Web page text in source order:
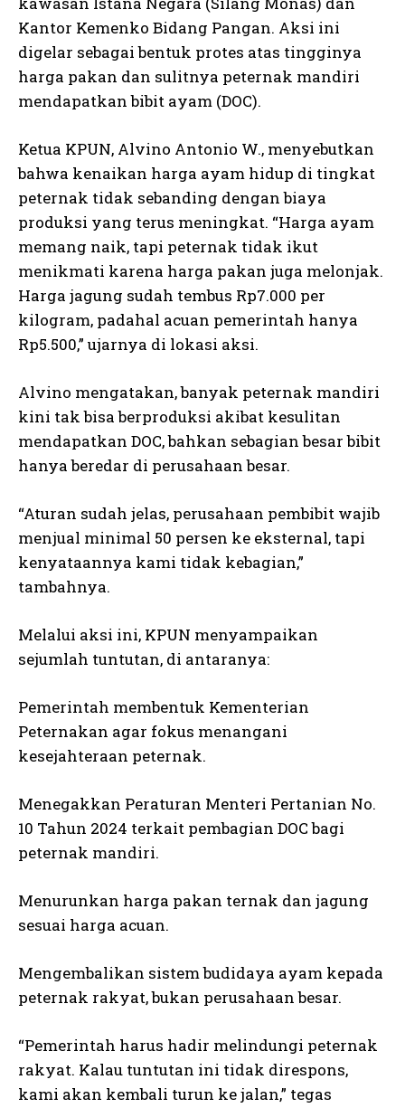
Kantor Kemenko Bidang Pangan. Aksi ini
digelar sebagai bentuk protes atas tingginya
harga pakan dan sulitnya peternak mandiri
mendapatkan bibit ayam (DOC).
Ketua KPUN, Alvino Antonio W., menyebutkan
bahwa kenaikan harga ayam hidup di tingkat
peternak tidak sebanding dengan biaya
produksi yang terus meningkat. “Harga ayam
memang naik, tapi peternak tidak ikut
menikmati karena harga pakan juga melonjak.
Harga jagung sudah tembus Rp7.000 per
kilogram, padahal acuan pemerintah hanya
Rp5.500,” ujarnya di lokasi aksi.
Alvino mengatakan, banyak peternak mandiri
kini tak bisa berproduksi akibat kesulitan
mendapatkan DOC, bahkan sebagian besar bibit
hanya beredar di perusahaan besar.
“Aturan sudah jelas, perusahaan pembibit wajib
menjual minimal 50 persen ke eksternal, tapi
kenyataannya kami tidak kebagian,”
tambahnya.
Melalui aksi ini, KPUN menyampaikan
sejumlah tuntutan, di antaranya:
Pemerintah membentuk Kementerian
Peternakan agar fokus menangani
kesejahteraan peternak.
Menegakkan Peraturan Menteri Pertanian No.
10 Tahun 2024 terkait pembagian DOC bagi
peternak mandiri.
Menurunkan harga pakan ternak dan jagung
sesuai harga acuan.
Mengembalikan sistem budidaya ayam kepada
peternak rakyat, bukan perusahaan besar.
“Pemerintah harus hadir melindungi peternak
rakyat. Kalau tuntutan ini tidak direspons,
kami akan kembali turun ke jalan,” tegas